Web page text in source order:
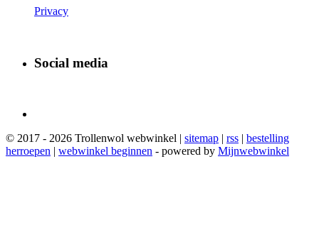
Privacy
Social media
© 2017 - 2026 Trollenwol webwinkel | sitemap | rss | bestelling
herroepen | webwinkel beginnen - powered by Mijnwebwinkel